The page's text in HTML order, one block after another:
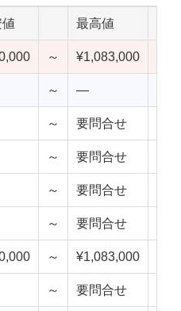
最高値
～ ¥1,083,000
～ —
～ 要問合せ
～ 要問合せ
～ 要問合せ
～ 要問合せ
～ ¥1,083,000
～ 要問合せ